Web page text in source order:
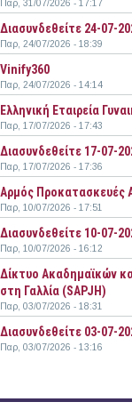
Παρ, 31/07/2026 - 17:17
Διασυνδεθείτε 24-07-
Παρ, 24/07/2026 - 18:39
Vinify360
Παρ, 24/07/2026 - 14:14
Ελληνική Εταιρεία
Παρ, 17/07/2026 - 17:43
Διασυνδεθείτε 17-07-
Παρ, 17/07/2026 - 17:36
Αρμός Προκατασκευές
Παρ, 10/07/2026 - 17:51
Διασυνδεθείτε 10-07-
Παρ, 10/07/2026 - 16:12
Δίκτυο Ακαδημαϊκών
στη Γαλλία (SAPJH)
Παρ, 03/07/2026 - 18:31
Διασυνδεθείτε 03-07-
Παρ, 03/07/2026 - 13:16